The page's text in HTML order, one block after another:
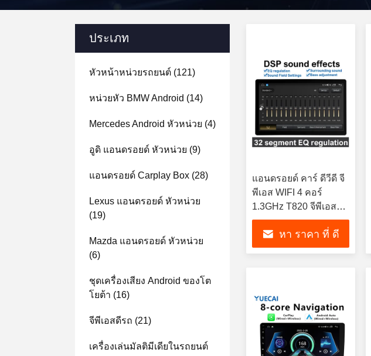
ประเภท
หัวหน้าหน่วยรถยนต์ (121)
หน่วยหัว BMW Android (14)
Mercedes Android หัวหน่วย (4)
อูดิ แอนดรอยด์ หัวหน่วย (9)
แอนดรอยด์ Carplay Box (28)
Lexus แอนดรอยด์ หัวหน่วย
(19)
Mazda แอนดรอยด์ หัวหน่วย
(6)
ชุดเครื่องเสียง Android ของโต
โยต้า (16)
จีพีเอสดีรถ (21)
เครื่องเล่นมัลติมีเดียในรถยนต์
แอนดรอยด์ คาร์ ดีวีดี จี
พีเอส WIFI 4 คอร์
1.3GHz T820 จีพีเอส
แอนดรอยด์ 8.1 คาร์ ส
เตเรีย ดีวีดี จีพีเอส
หา ราคา ที่ ดี